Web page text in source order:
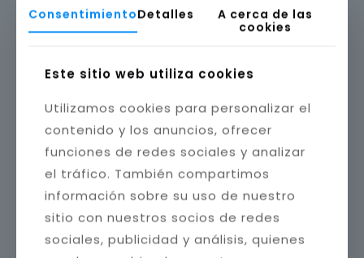
ConsentimientoDetalles
A cerca de las
cookies
Este sitio web utiliza cookies
Utilizamos cookies para personalizar el
contenido y los anuncios, ofrecer
funciones de redes sociales y analizar
el tráfico. También compartimos
información sobre su uso de nuestro
sitio con nuestros socios de redes
sociales, publicidad y análisis, quienes